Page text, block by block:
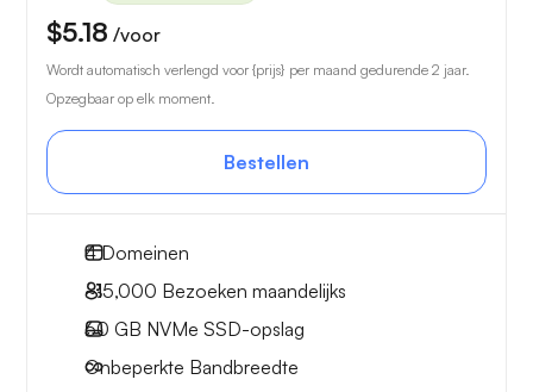
$5.18 /voor
Wordt automatisch verlengd voor {prijs} per maand gedurende 2 jaar.
Opzegbaar op elk moment.
Bestellen
4Domeinen
~15,000 Bezoeken maandelijks
60 GB NVMe SSD-opslag
Onbeperkte Bandbreedte